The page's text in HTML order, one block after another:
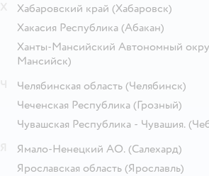
Хабаровский край (Хабаровск)
Хакасия Республика (Абакан)
Ханты-Мансийский Автономный
Мансийск)
Челябинская область (Челябинск)
Чеченская Республика (Грозный)
Чувашская Республика - Чувашия.
Ямало-Ненецкий АО. (Салехард)
Ярославская область (Ярославль)